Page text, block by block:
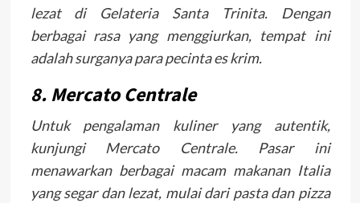
lezat di Gelateria Santa Trinita. Dengan
berbagai rasa yang menggiurkan, tempat ini
adalah surganya para pecinta es krim.
8. Mercato Centrale
Untuk pengalaman kuliner yang autentik,
kunjungi Mercato Centrale. Pasar ini
menawarkan berbagai macam makanan Italia
yang segar dan lezat, mulai dari pasta dan pizza